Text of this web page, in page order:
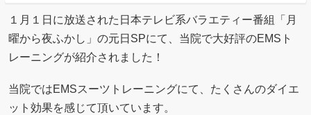
１月１日に放送された日本テレビ系バラエティー番組「 月
曜から夜ふかし 」の元日SPにて、当院で大好評のEMSト
レーニングが紹介されました！
当院ではEMSスーツトレーニングにて、たくさんのダイエ
ット効果を感じて頂いています。